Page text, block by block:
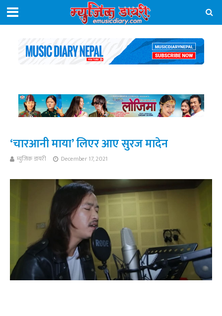
‘चारआनी माया’ लिएर आए सुरज मादेन
म्युजिक डायरी December 17, 2021